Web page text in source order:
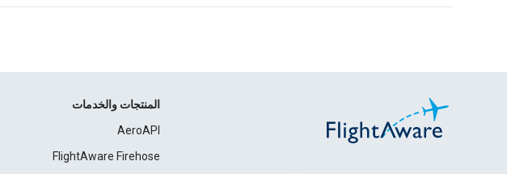
المنتجات والخدمات
AeroAPI
FlightAware Firehose